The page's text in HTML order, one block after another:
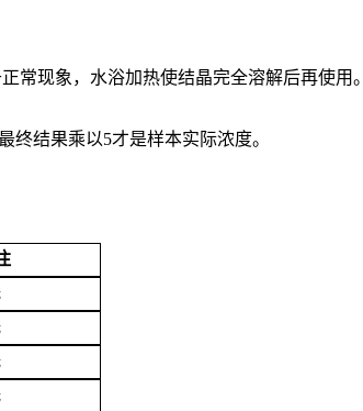
常现象，水浴加热使结晶完全溶解后再使用。
终结果乘以5才是样本实际浓度。